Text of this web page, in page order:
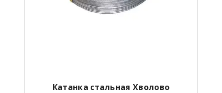
Катанка стальная Хволово